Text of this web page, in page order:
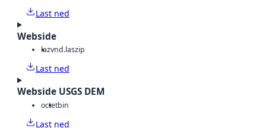
Last ned
Webside
lazvnd.laszip
Last ned
Webside USGS DEM
octetbin
Last ned